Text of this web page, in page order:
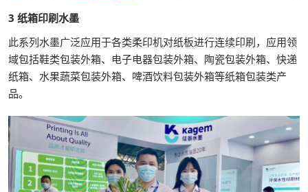
3 纸箱印刷水墨
此系列水墨广泛应用于各类柔印机对纸板进行连续印刷，应用领
域包括鞋类包装外箱、电子电器包装外箱、陶瓷包装外箱、快递
纸箱、水果蔬菜包装外箱、啤酒饮料包装外箱等纸箱包装类产
品。